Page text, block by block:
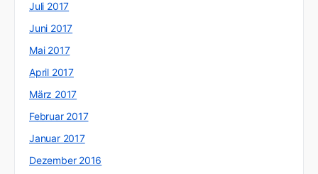
Juli 2017
Juni 2017
Mai 2017
April 2017
März 2017
Februar 2017
Januar 2017
Dezember 2016